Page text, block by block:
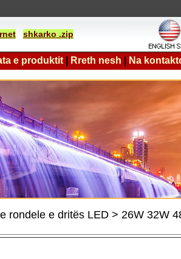
shkarko .zip
e produktit Rreth nesh Na
rondele e dritës LED > 26W 32W